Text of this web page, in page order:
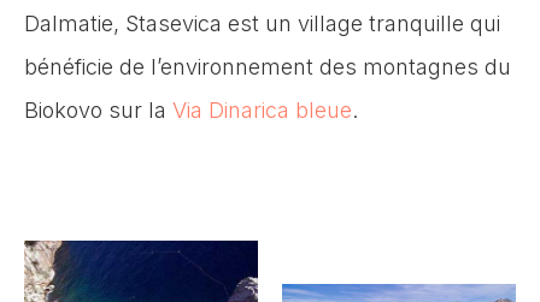
Dalmatie, Stasevica est un village tranquille qui
bénéficie de l’environnement des montagnes du
Biokovo sur la Via Dinarica bleue.